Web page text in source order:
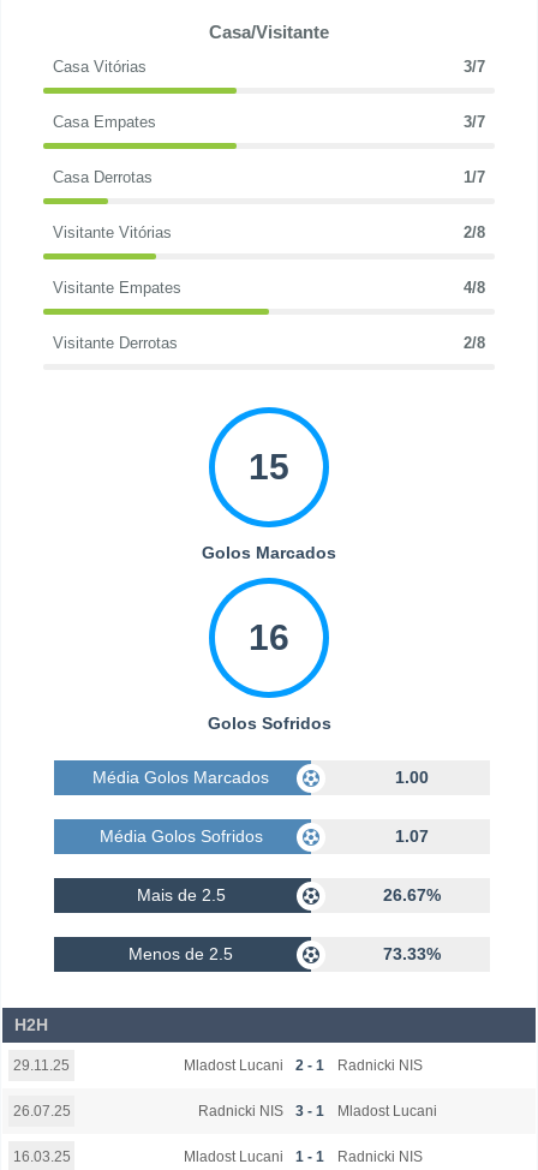
Casa/Visitante
Casa Vitórias 3/7
Casa Empates 3/7
Casa Derrotas 1/7
Visitante Vitórias 2/8
Visitante Empates 4/8
Visitante Derrotas 2/8
15
Golos Marcados
16
Golos Sofridos
Média Golos Marcados 1.00
Média Golos Sofridos 1.07
Mais de 2.5 26.67%
Menos de 2.5 73.33%
H2H
29.11.25 Mladost Lucani 2 - 1 Radnicki NIS
26.07.25 Radnicki NIS 3 - 1 Mladost Lucani
16.03.25 Mladost Lucani 1 - 1 Radnicki NIS